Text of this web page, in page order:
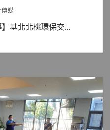
傳媒
】基北北桃環保交...